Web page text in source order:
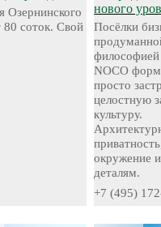
Озернинского
80 соток. Свой
нового
Посёлки
NOCO
просто
целостную
культуру.
окружение
деталям.
+7 (495)